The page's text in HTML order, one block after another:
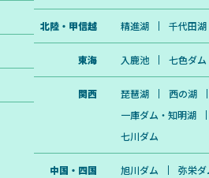
北陸・甲信越 精進湖 千代田湖
東海 入鹿池 七色ダム
関西 琵琶湖 西の湖
一庫ダム・知明湖
七川ダム
中国・四国 旭川ダム 弥栄